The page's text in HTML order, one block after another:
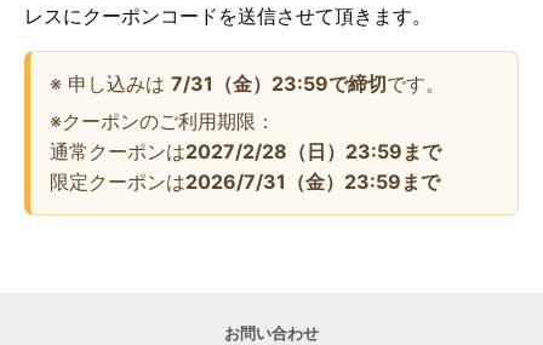
レスにクーポンコードを送信させて頂きます。
※ 申し込みは 7/31（金）23:59で締切です。
※クーポンのご利用期限：
通常クーポンは2027/2/28（日）23:59まで
限定クーポンは2026/7/31（金）23:59まで
お問い合わせ